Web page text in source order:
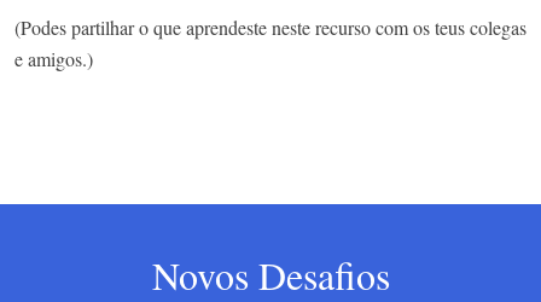
(Podes partilhar o que aprendeste neste recurso com os teus colegas
e amigos.)
Novos Desafios